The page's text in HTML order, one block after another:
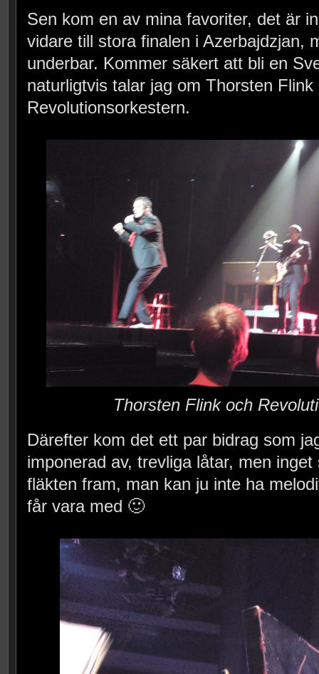
Sen kom en av mina favoriter, det är
vidare till stora finalen i Azerbajdzjan,
underbar. Kommer säkert att bli en
naturligtvis talar jag om Thorsten Flink
Revolutionsorkestern.
Thorsten Flink och
Därefter kom det ett par bidrag som
imponerad av, trevliga låtar, men
fläkten fram, man kan ju inte ha
får vara med 🙂